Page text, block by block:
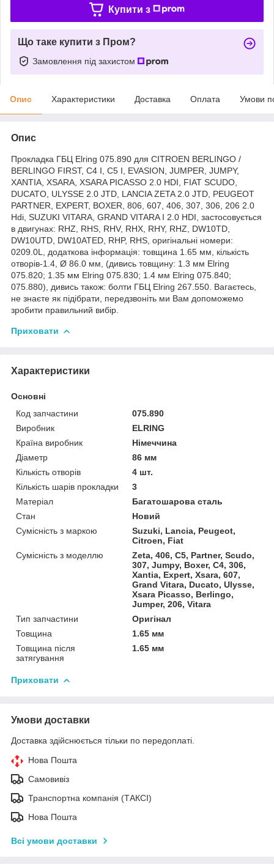
Купити з
Що таке купити з Пром?
Замовлення під захистом
Опис Характеристики Доставка Оплата Умови
Опис
Прокладка ГБЦ Elring 075.890 для CITROEN BERLINGO /
BERLINGO FIRST, C4 I, C5 I, EVASION, JUMPER, JUMPY,
XANTIA, XSARA, XSARA PICASSO 2.0 HDI, FIAT SCUDO,
DUCATO, ULYSSE 2.0 JTD, LANCIA ZETA 2.0 JTD, PEUGEOT
PARTNER, EXPERT, BOXER, 806, 607, 406, 307, 306, 206 2.0
Hdi, SUZUKI VITARA, GRAND VITARA I 2.0 HDI, застосовується
в двигунах: RHZ, RHS, RHV, RHX, RHY, RHZ, DW10TD,
DW10UTD, DW10ATED, RHP, RHS, оригінальні номери:
0209.0L, додаткова інформація: товщина 1.65 мм, кількість
отворів-1.4, Ø 86.0 мм, (дивись товщину: 1.3 мм Elring
075.820; 1.35 мм Elring 075.830; 1.4 мм Elring 075.840;
075.880), дивись також: болти ГБЦ Elring 267.550. Вагаєтесь,
не знаєте як підібрати, передзвоніть ми Вам допоможемо
зробити правильний вибір.
Приховати
Характеристики
Основні
Код запчастини
075.890
Виробник
ELRING
Країна виробник
Німеччина
Діаметр
86 мм
Кількість отворів
4 шт.
Кількість шарів прокладки
3
Матеріал
Багатошарова сталь
Стан
Новий
Сумісність з маркою
Suzuki, Lancia, Peugeot,
Citroen, Fiat
Сумісність з моделлю
Zeta, 406, C5, Partner, Scudo,
307, Jumpy, Boxer, C4, 306,
Xantia, Expert, Xsara, 607,
Grand Vitara, Ducato, Ulysse,
Xsara Picasso, Berlingo,
Jumper, 206, Vitara
Тип запчастини
Оригінал
Товщина
1.65 мм
Товщина після
затягування
1.65 мм
Приховати
Умови доставки
Доставка здійснюється тільки по передоплаті.
Нова Пошта
Самовивіз
Транспортна компанія (ТАКСІ)
Нова Пошта
Всі умови доставки